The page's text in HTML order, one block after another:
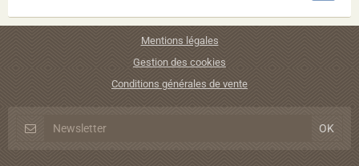
Mentions légales
Gestion des cookies
Conditions générales de vente